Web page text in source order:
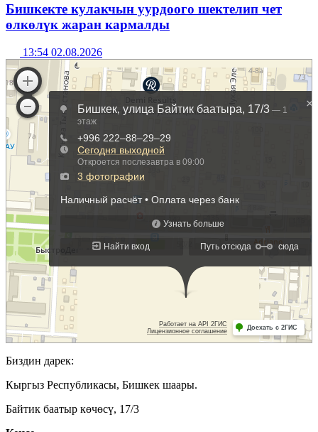
Бишкекте кулакчын уурдоого шектелип чет
өлкөлүк жаран кармалды
13:54 02.08.2026
Биздин дарек:
Кыргыз Республикасы, Бишкек шаары.
Байтик баатыр көчөсү, 17/3